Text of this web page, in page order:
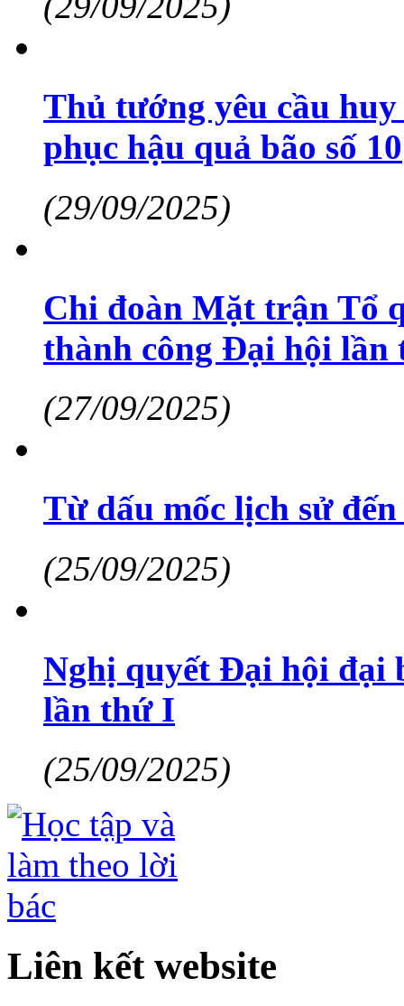
Thủ tướng yêu cầu
phục hậu quả bão số 10
(29/09/2025)
Chi đoàn Mặt trận Tổ
thành công Đại hội lần
(27/09/2025)
Từ dấu mốc lịch sử
(25/09/2025)
Nghị quyết Đại hội đại
lần thứ I
(25/09/2025)
Liên kết website